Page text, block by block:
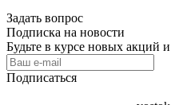
Задать вопрос
Подписка на новости
Будьте в курсе новых акций
Подписаться